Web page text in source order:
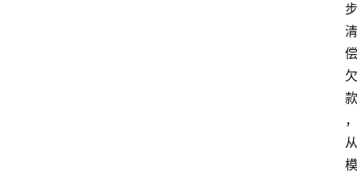
步
清
偿
欠
款
，
从
模